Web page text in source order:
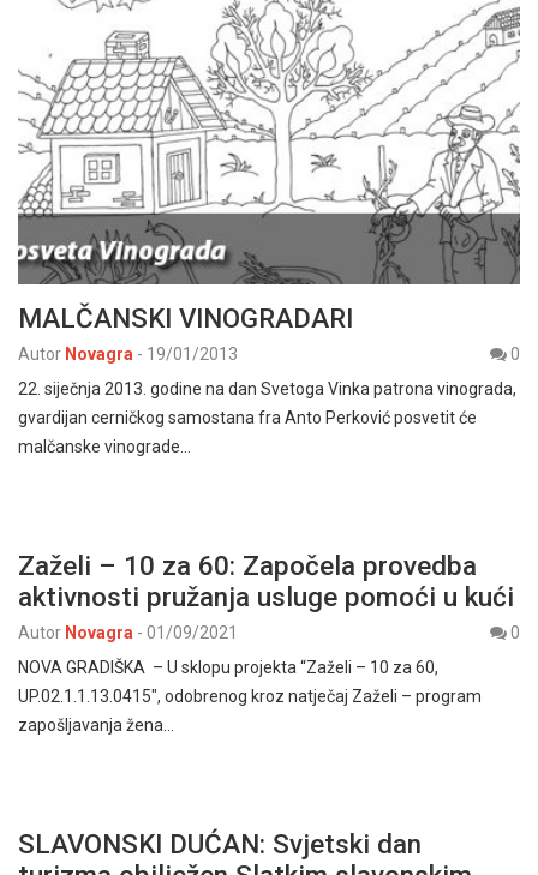
MALČANSKI VINOGRADARI
Autor Novagra - 19/01/2013
0
22. siječnja 2013. godine na dan Svetoga Vinka patrona vinograda,
gvardijan cerničkog samostana fra Anto Perković posvetit će
malčanske vinograde…
Zaželi – 10 za 60: Započela provedba
aktivnosti pružanja usluge pomoći u kući
Autor Novagra - 01/09/2021
0
NOVA GRADIŠKA – U sklopu projekta “Zaželi – 10 za 60,
UP.02.1.1.13.0415″, odobrenog kroz natječaj Zaželi – program
zapošljavanja žena…
SLAVONSKI DUĆAN: Svjetski dan